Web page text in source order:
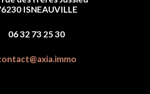
ISNEAUVILLE
06 32 73 25 30